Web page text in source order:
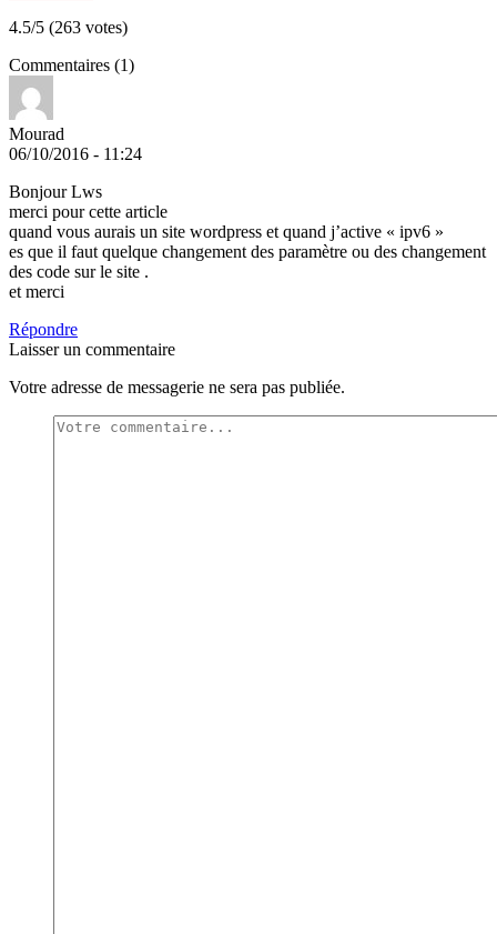
4.5/5 (263 votes)
Commentaires (1)
Mourad
06/10/2016 - 11:24
Bonjour Lws
merci pour cette article
quand vous aurais un site wordpress et quand j’active « ipv6 »
es que il faut quelque changement des paramètre ou des changement
des code sur le site .
et merci
Répondre
Laisser un commentaire
Votre adresse de messagerie ne sera pas publiée.